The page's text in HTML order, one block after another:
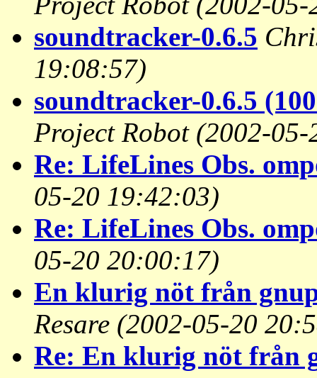
soundtracker-0.6.5
19:08:57)
soundtracker-0.6.5
Project Robot (2002-
Re: LifeLines Obs.
05-20 19:42:03)
Re: LifeLines Obs.
05-20 20:00:17)
En klurig nöt från
Resare (2002-05-20
Re: En klurig nöt från